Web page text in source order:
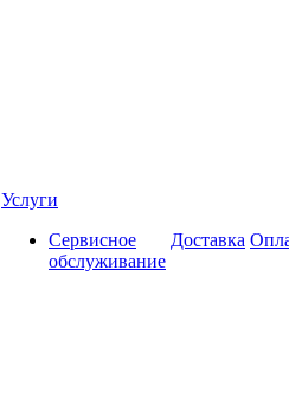
Услуги
Сервисное
обслуживание
Доставка